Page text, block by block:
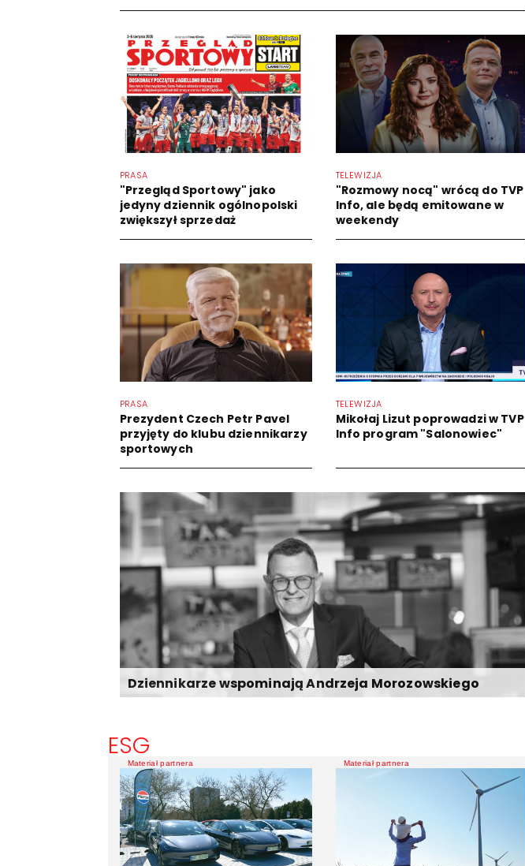
PRASA
"Przegląd Sportowy" jako
jedyny dziennik ogólnopolski
zwiększył sprzedaż
TELEWIZJA
"Rozmowy nocą" wrócą do TVP
Info, ale będą emitowane w
weekendy
PRASA
Prezydent Czech Petr Pavel
przyjęty do klubu dziennikarzy
sportowych
TELEWIZJA
Mikołaj Lizut poprowadzi w TVP
Info program "Salonowiec"
Dziennikarze wspominają Andrzeja Morozowskiego
ESG
Materiał partnera Materiał partnera